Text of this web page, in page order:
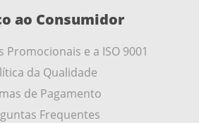
ao Consumidor
Promocionais e a ISO 9001
da Qualidade
de Pagamento
Frequentes